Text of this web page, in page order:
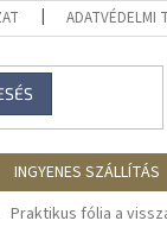
ADATVÉDELMI
INGYENES SZÁLLÍTÁS
Praktikus fólia a